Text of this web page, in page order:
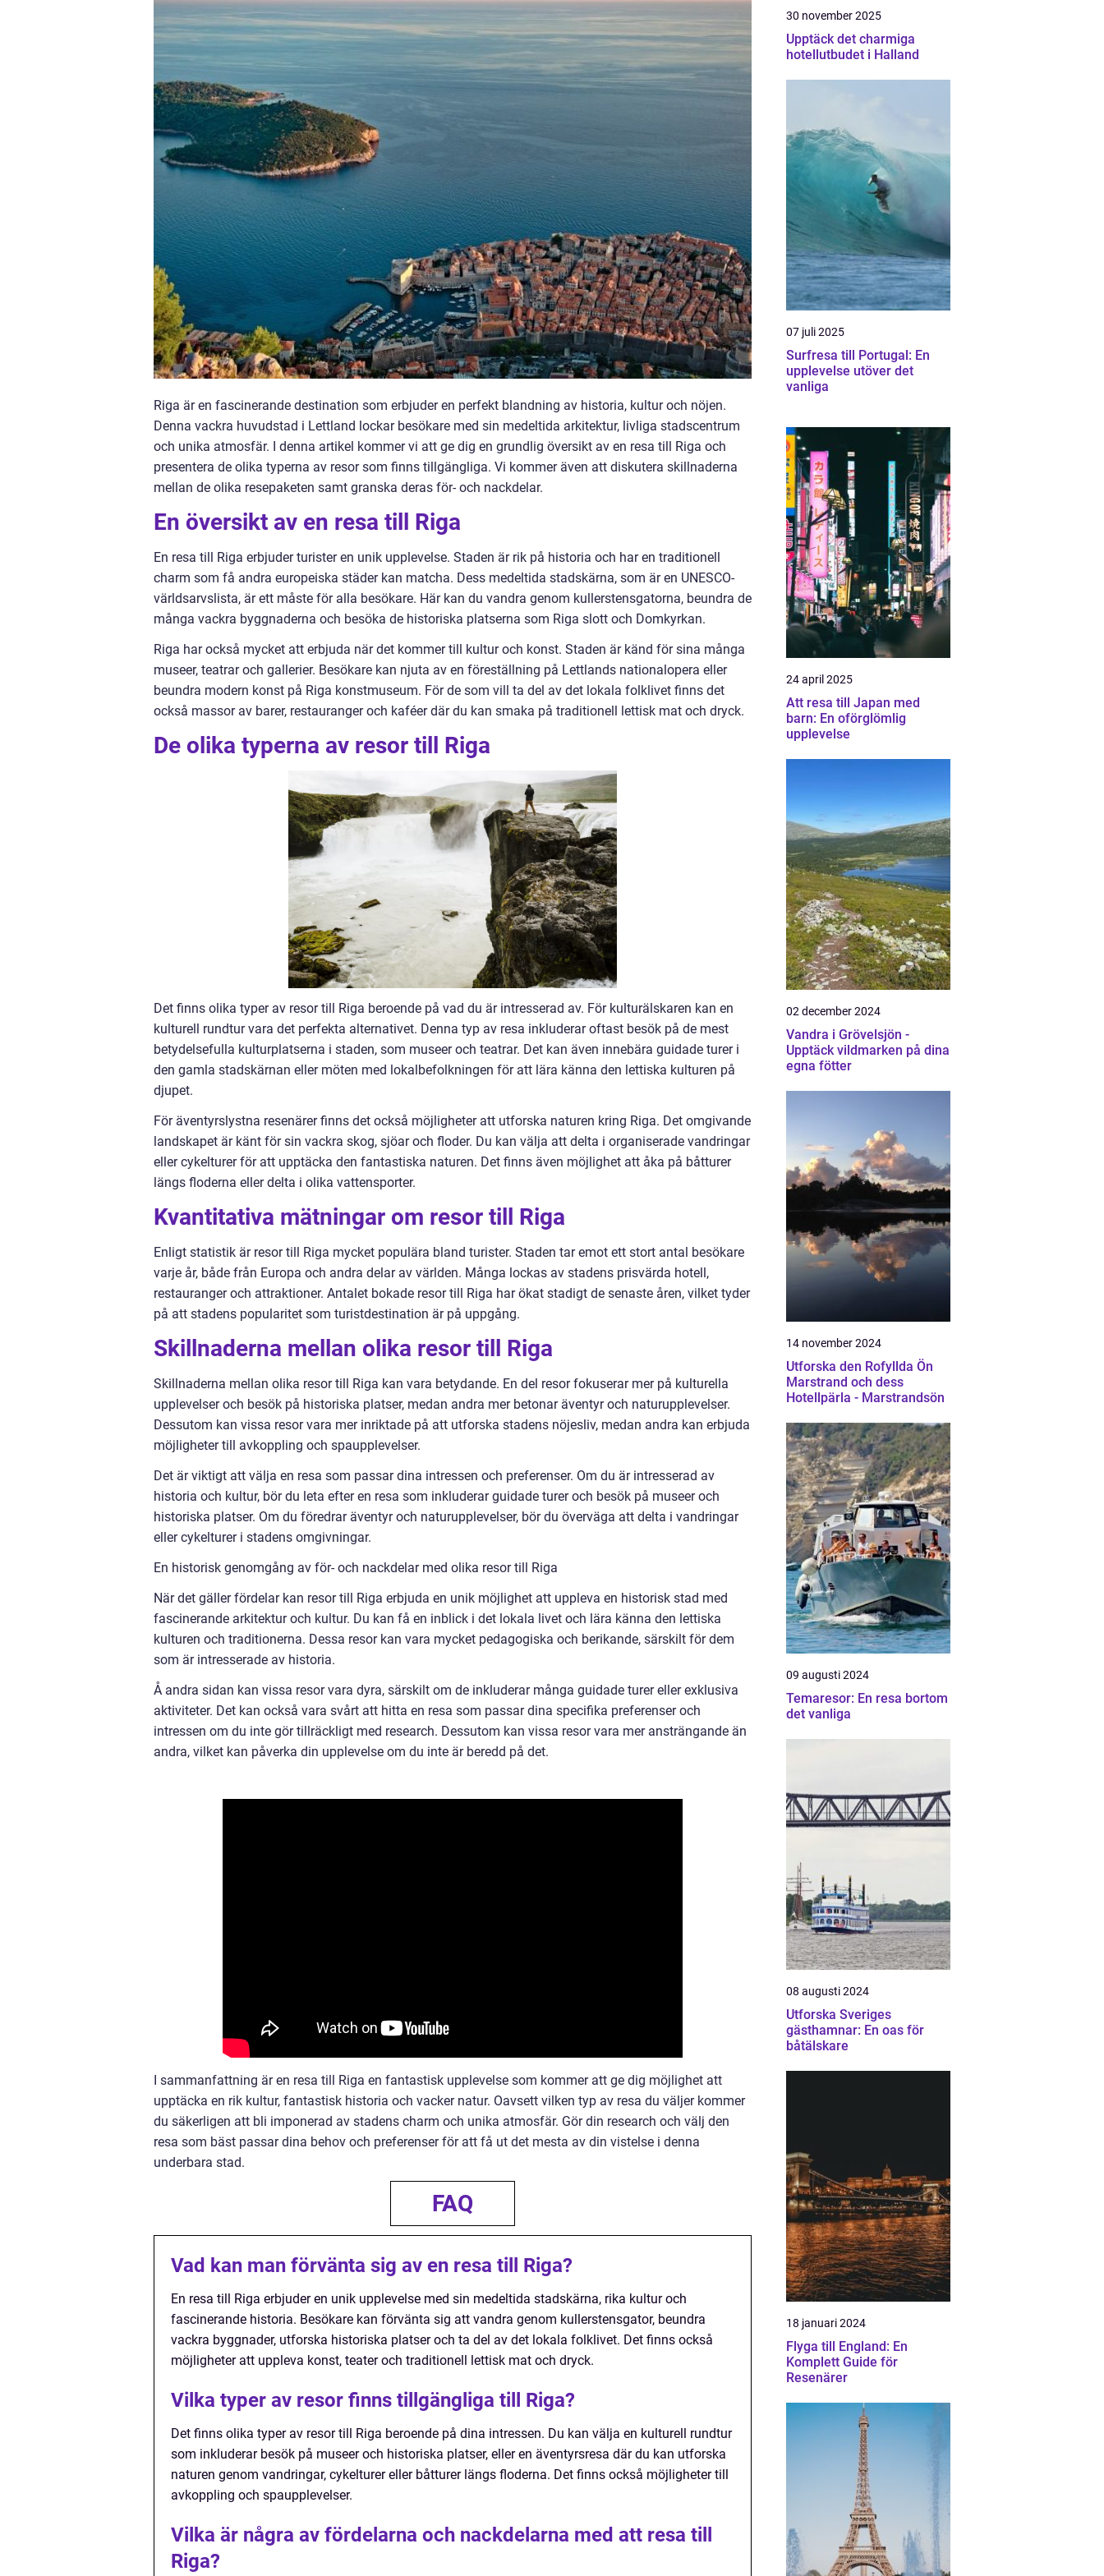
Riga är en fascinerande destination som erbjuder en perfekt blandning av historia, kultur och nöjen.
Denna vackra huvudstad i Lettland lockar besökare med sin medeltida arkitektur, livliga stadscentrum
och unika atmosfär. I denna artikel kommer vi att ge dig en grundlig översikt av en resa till Riga och
presentera de olika typerna av resor som finns tillgängliga. Vi kommer även att diskutera skillnaderna
mellan de olika resepaketen samt granska deras för- och nackdelar.
En översikt av en resa till Riga
En resa till Riga erbjuder turister en unik upplevelse. Staden är rik på historia och har en traditionell
charm som få andra europeiska städer kan matcha. Dess medeltida stadskärna, som är en UNESCO-
världsarvslista, är ett måste för alla besökare. Här kan du vandra genom kullerstensgatorna, beundra de
många vackra byggnaderna och besöka de historiska platserna som Riga slott och Domkyrkan.
Riga har också mycket att erbjuda när det kommer till kultur och konst. Staden är känd för sina många
museer, teatrar och gallerier. Besökare kan njuta av en föreställning på Lettlands nationalopera eller
beundra modern konst på Riga konstmuseum. För de som vill ta del av det lokala folklivet finns det
också massor av barer, restauranger och kaféer där du kan smaka på traditionell lettisk mat och dryck.
De olika typerna av resor till Riga
Det finns olika typer av resor till Riga beroende på vad du är intresserad av. För kulturälskaren kan en
kulturell rundtur vara det perfekta alternativet. Denna typ av resa inkluderar oftast besök på de mest
betydelsefulla kulturplatserna i staden, som museer och teatrar. Det kan även innebära guidade turer i
den gamla stadskärnan eller möten med lokalbefolkningen för att lära känna den lettiska kulturen på
djupet.
För äventyrslystna resenärer finns det också möjligheter att utforska naturen kring Riga. Det omgivande
landskapet är känt för sin vackra skog, sjöar och floder. Du kan välja att delta i organiserade vandringar
eller cykelturer för att upptäcka den fantastiska naturen. Det finns även möjlighet att åka på båtturer
längs floderna eller delta i olika vattensporter.
Kvantitativa mätningar om resor till Riga
Enligt statistik är resor till Riga mycket populära bland turister. Staden tar emot ett stort antal besökare
varje år, både från Europa och andra delar av världen. Många lockas av stadens prisvärda hotell,
restauranger och attraktioner. Antalet bokade resor till Riga har ökat stadigt de senaste åren, vilket tyder
på att stadens popularitet som turistdestination är på uppgång.
Skillnaderna mellan olika resor till Riga
Skillnaderna mellan olika resor till Riga kan vara betydande. En del resor fokuserar mer på kulturella
upplevelser och besök på historiska platser, medan andra mer betonar äventyr och naturupplevelser.
Dessutom kan vissa resor vara mer inriktade på att utforska stadens nöjesliv, medan andra kan erbjuda
möjligheter till avkoppling och spaupplevelser.
Det är viktigt att välja en resa som passar dina intressen och preferenser. Om du är intresserad av
historia och kultur, bör du leta efter en resa som inkluderar guidade turer och besök på museer och
historiska platser. Om du föredrar äventyr och naturupplevelser, bör du överväga att delta i vandringar
eller cykelturer i stadens omgivningar.
En historisk genomgång av för- och nackdelar med olika resor till Riga
När det gäller fördelar kan resor till Riga erbjuda en unik möjlighet att uppleva en historisk stad med
fascinerande arkitektur och kultur. Du kan få en inblick i det lokala livet och lära känna den lettiska
kulturen och traditionerna. Dessa resor kan vara mycket pedagogiska och berikande, särskilt för dem
som är intresserade av historia.
Å andra sidan kan vissa resor vara dyra, särskilt om de inkluderar många guidade turer eller exklusiva
aktiviteter. Det kan också vara svårt att hitta en resa som passar dina specifika preferenser och
intressen om du inte gör tillräckligt med research. Dessutom kan vissa resor vara mer ansträngande än
andra, vilket kan påverka din upplevelse om du inte är beredd på det.
I sammanfattning är en resa till Riga en fantastisk upplevelse som kommer att ge dig möjlighet att
upptäcka en rik kultur, fantastisk historia och vacker natur. Oavsett vilken typ av resa du väljer kommer
du säkerligen att bli imponerad av stadens charm och unika atmosfär. Gör din research och välj den
resa som bäst passar dina behov och preferenser för att få ut det mesta av din vistelse i denna
underbara stad.
FAQ
Vad kan man förvänta sig av en resa till Riga?
En resa till Riga erbjuder en unik upplevelse med sin medeltida stadskärna, rika kultur och
fascinerande historia. Besökare kan förvänta sig att vandra genom kullerstensgator, beundra
vackra byggnader, utforska historiska platser och ta del av det lokala folklivet. Det finns också
möjligheter att uppleva konst, teater och traditionell lettisk mat och dryck.
Vilka typer av resor finns tillgängliga till Riga?
Det finns olika typer av resor till Riga beroende på dina intressen. Du kan välja en kulturell rundtur
som inkluderar besök på museer och historiska platser, eller en äventyrsresa där du kan utforska
naturen genom vandringar, cykelturer eller båtturer längs floderna. Det finns också möjligheter till
avkoppling och spaupplevelser.
Vilka är några av fördelarna och nackdelarna med att resa till
Riga?
30 november 2025
Upptäck det charmiga
hotellutbudet i Halland
07 juli 2025
Surfresa till Portugal: En
upplevelse utöver det
vanliga
24 april 2025
Att resa till Japan med
barn: En oförglömlig
upplevelse
02 december 2024
Vandra i Grövelsjön -
Upptäck vildmarken på dina
egna fötter
14 november 2024
Utforska den Rofyllda Ön
Marstrand och dess
Hotellpärla - Marstrandsön
09 augusti 2024
Temaresor: En resa bortom
det vanliga
08 augusti 2024
Utforska Sveriges
gästhamnar: En oas för
båtälskare
18 januari 2024
Flyga till England: En
Komplett Guide för
Resenärer